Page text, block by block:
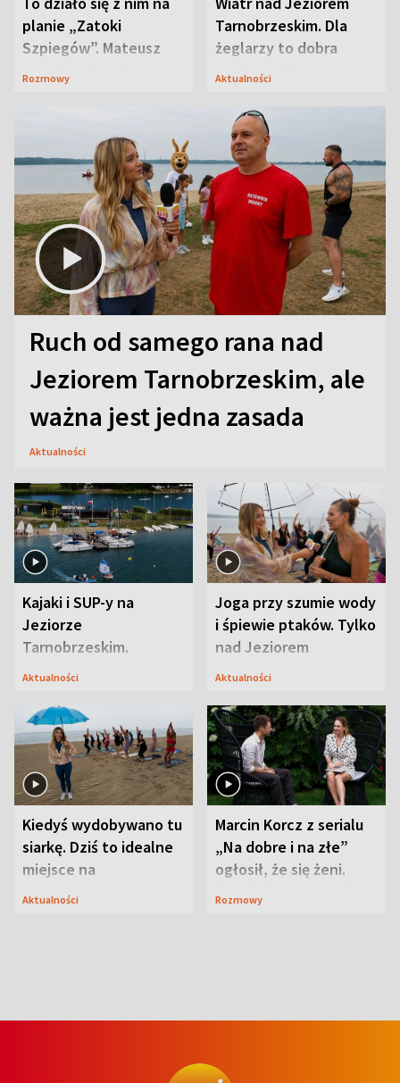
planie „Zatoki
Szpiegów”. Mateusz
Janicki odsłonił
Rozmowy
Tarnobrzeskim. Dla
żeglarzy to dobra
wiadomość
Aktualności
Ruch od samego rana nad
Jeziorem Tarnobrzeskim, ale
ważna jest jedna zasada
Aktualności
Kajaki i SUP-y na
Jeziorze
Tarnobrzeskim.
Przyrodnicy zwracają
Aktualności
Joga przy szumie wody
i śpiewie ptaków. Tylko
nad Jeziorem
Tarnobrzeskim
Aktualności
Kiedyś wydobywano tu
siarkę. Dziś to idealne
miejsce na
wypoczynek
Aktualności
Marcin Korcz z serialu
„Na dobre i na złe”
ogłosił, że się żeni.
Zdradził, co zmienił
Rozmowy